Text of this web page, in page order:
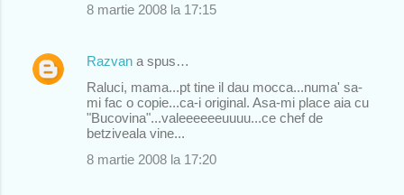
8 martie 2008 la 17:15
Razvan a spus…
Raluci, mama...pt tine il dau mocca...numa' sa-
mi fac o copie...ca-i original. Asa-mi place aia cu
"Bucovina"...valeeeeeeuuuu...ce chef de
betziveala vine...
8 martie 2008 la 17:20